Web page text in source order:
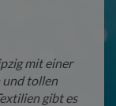
mit einer
und tollen
gibt es